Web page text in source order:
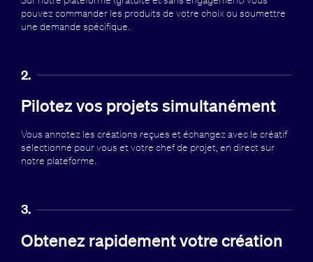
pouvez commander les produits de votre choix ou soumettre
une demande spécifique.
2.
Pilotez vos projets simultanément
Vous annotez les créations reçues et échangez avec le créatif
sélectionné pour vous et votre chef de projet, en direct sur
notre plateforme.
3.
Obtenez rapidement votre création